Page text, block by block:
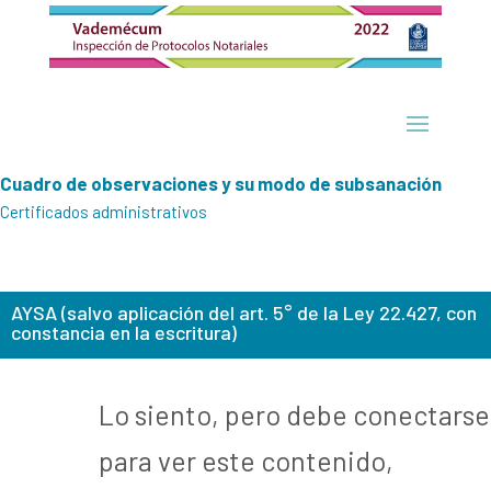
Cuadro de observaciones y su modo de subsanación
Certificados administrativos
AYSA (salvo aplicación del art. 5° de la Ley 22.427, con
constancia en la escritura)
Lo siento, pero debe conectarse
para ver este contenido,